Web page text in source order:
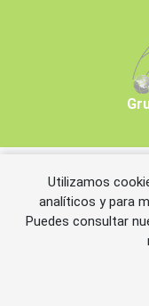
Utilizamos
analíticos y para
Puedes consultar
Copyrights
Información